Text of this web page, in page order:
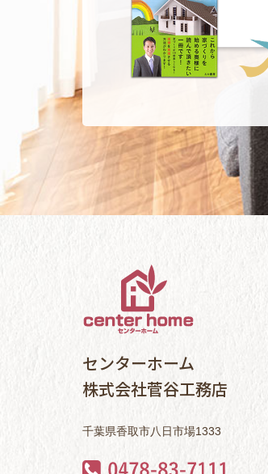
センターホーム
株式会社菅谷工務店
千葉県香取市八日市場1333